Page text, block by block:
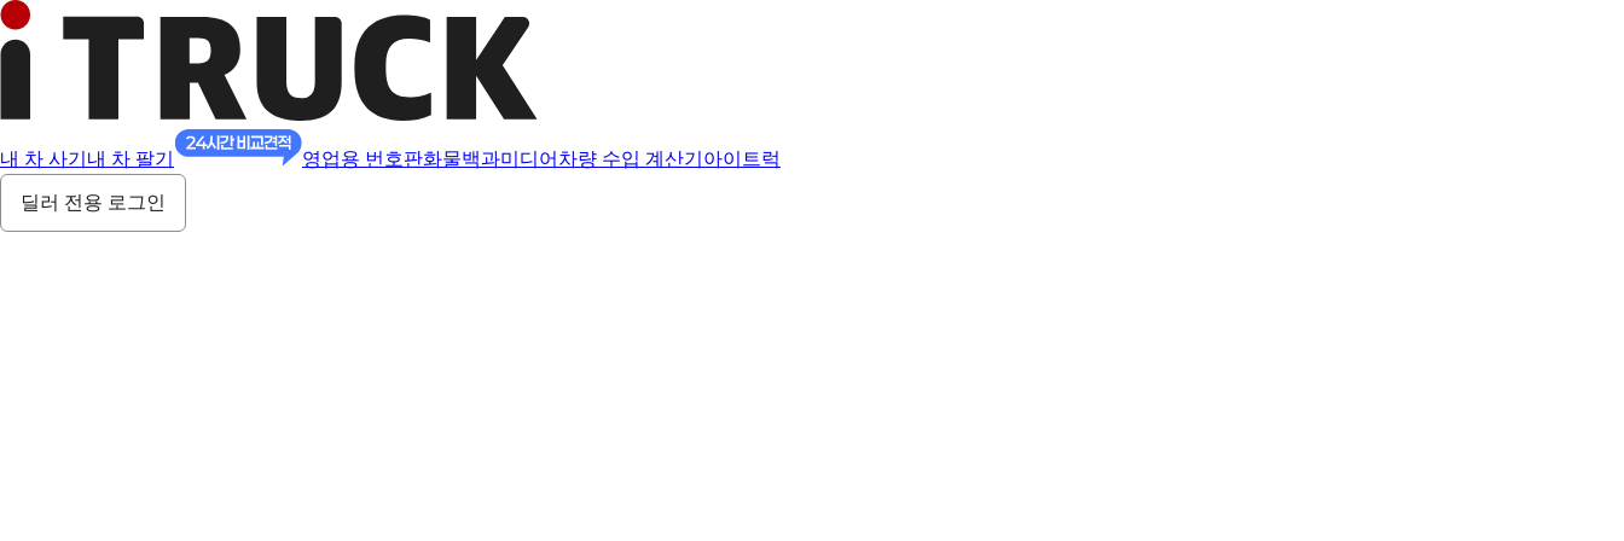
내 차 사기 내 차 팔기 영업용 번호판화물백과미디어 차량 수입 계산기 아이트럭
딜러 전용 로그인